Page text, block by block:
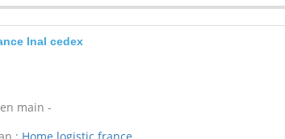
Inal cedex
main -